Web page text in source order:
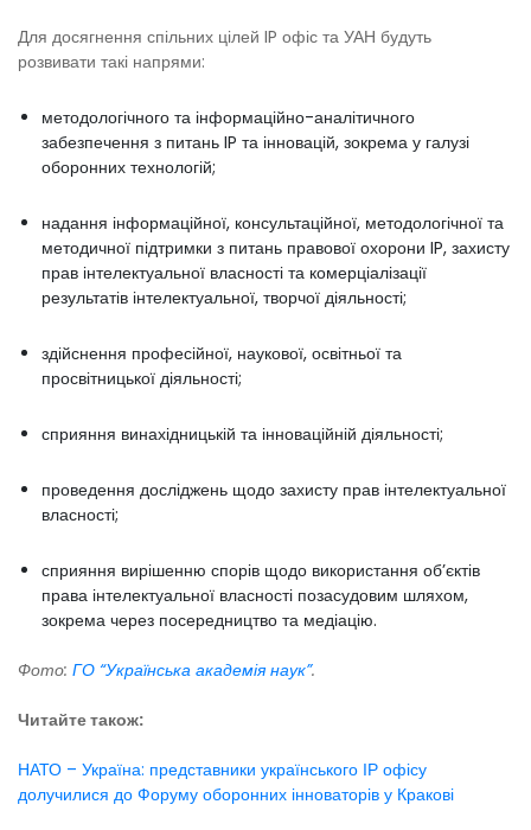
Для досягнення спільних цілей IP офіс та УАН будуть
розвивати такі напрями:
методологічного та інформаційно-аналітичного
забезпечення з питань IP та інновацій, зокрема у галузі
оборонних технологій;
надання інформаційної, консультаційної, методологічної та
методичної підтримки з питань правової охорони IP, захисту
прав інтелектуальної власності та комерціалізації
результатів інтелектуальної, творчої діяльності;
здійснення професійної, наукової, освітньої та
просвітницької діяльності;
сприяння винахідницькій та інноваційній діяльності;
проведення досліджень щодо захисту прав інтелектуальної
власності;
сприяння вирішенню спорів щодо використання об’єктів
права інтелектуальної власності позасудовим шляхом,
зокрема через посередництво та медіацію.
Фото: ГО “Українська академія наук”.
Читайте також:
НАТО – Україна: представники українського ІР офісу
долучилися до Форуму оборонних інноваторів у Кракові